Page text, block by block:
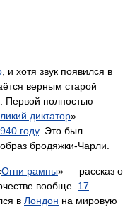
, и хотя звук появился в
верным старой
Первой полностью
диктатор» —
году. Это был
бродяжки-Чарли.
Огни рампы» — рассказ о
вообще. 17
в Лондон на мировую